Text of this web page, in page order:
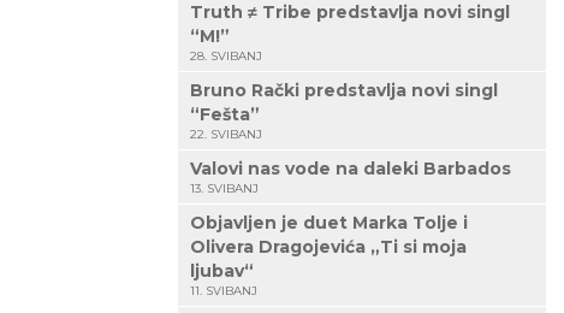
Truth ≠ Tribe predstavlja novi singl
“M!”
28. SVIBANJ
Bruno Rački predstavlja novi singl
“Fešta”
22. SVIBANJ
Valovi nas vode na daleki Barbados
13. SVIBANJ
Objavljen je duet Marka Tolje i
Olivera Dragojevića „Ti si moja
ljubav“
11. SVIBANJ